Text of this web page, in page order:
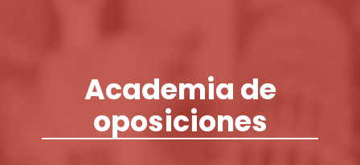
Academia de
oposiciones